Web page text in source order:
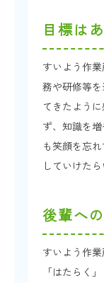
目標は
すいよう作
務や研修等
てきたよう
ず、知識を
も笑顔を忘
していけた
後輩へ
すいよう作
「はたらく